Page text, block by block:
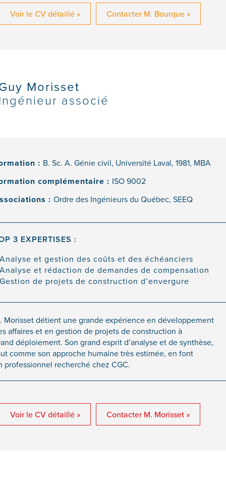
Voir le CV détaillé » Contacter M. Bourque »
Morisset
Ingénieur associé
: B. Sc. A. Génie civil, Université Laval, 1981, MBA
complémentaire : ISO 9002
: Ordre des Ingénieurs du Québec, SEEQ
3 EXPERTISES :
Analyse et gestion des coûts et des échéanciers
Analyse et rédaction de demandes de compensation
Gestion de projets de construction d’envergure
Morisset détient une grande expérience en développement
affaires et en gestion de projets de construction à
déploiement. Son grand esprit d’analyse et de synthèse,
comme son approche humaine très estimée, en font
professionnel recherché chez CGC.
Voir le CV détaillé » Contacter M. Morisset »